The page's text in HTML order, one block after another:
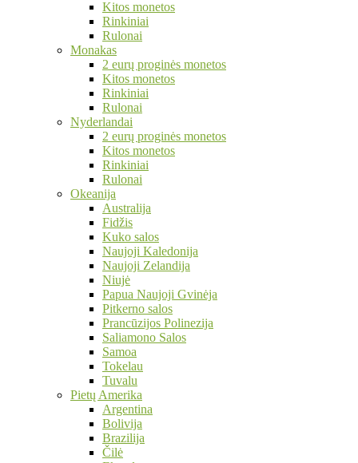
Kitos monetos
Rinkiniai
Rulonai
Monakas
2 eurų proginės monetos
Kitos monetos
Rinkiniai
Rulonai
Nyderlandai
2 eurų proginės monetos
Kitos monetos
Rinkiniai
Rulonai
Okeanija
Australija
Fidžis
Kuko salos
Naujoji Kaledonija
Naujoji Zelandija
Niujė
Papua Naujoji Gvinėja
Pitkerno salos
Prancūzijos Polinezija
Saliamono Salos
Samoa
Tokelau
Tuvalu
Pietų Amerika
Argentina
Bolivija
Brazilija
Čilė